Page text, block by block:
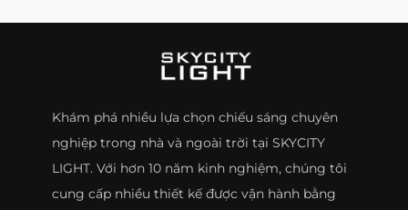
Khám phá nhiều lựa chọn chiếu sáng chuyên
nghiệp trong nhà và ngoài trời tại SKYCITY
LIGHT. Với hơn 10 năm kinh nghiệm, chúng tôi
cung cấp nhiều thiết kế được vận hành bằng